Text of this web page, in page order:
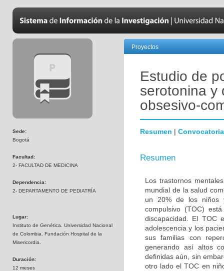
Sede:
Bogotá
Facultad:
2- FACULTAD DE MEDICINA
Dependencia:
2- DEPARTAMENTO DE PEDIATRÍA
Lugar:
Instituto de Genética. Universidad Nacional
de Colombia. Fundación Hospital de la
Misericordia.
Duración:
12 meses
Proyectos
Estudio de
serotonina y
obsesivo-
Resumen | Convocatoria
Resumen
Los trastornos
mundial de la salud
un 20% de los niños
compulsivo (TOC)
discapacidad. El TOC
adolescencia y los
sus familias con
generando así altos
definidas aún, sin
otro lado el TOC en